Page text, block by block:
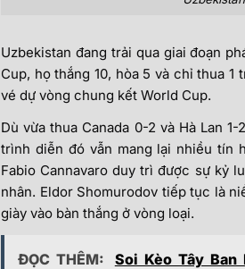
Uzbekistan đang trải qua giai đoạn
Cup, họ thắng 10, hòa 5 và chỉ thua
vé dự vòng chung kết World Cup.
Dù vừa thua Canada 0-2 và Hà Lan
trình diễn đó vẫn mang lại nhiều tín
Fabio Cannavaro duy trì được sự kỷ
nhân. Eldor Shomurodov tiếp tục là
giày vào bàn thắng ở vòng loại.
ĐỌC THÊM:
Soi Kèo Tây